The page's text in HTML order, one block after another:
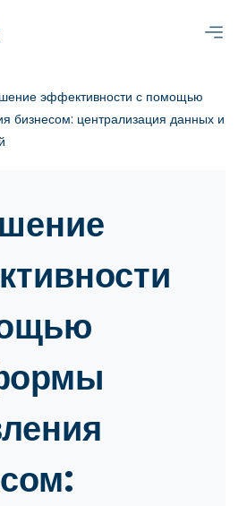
эффективности с помощью
бизнесом: централизация данных и